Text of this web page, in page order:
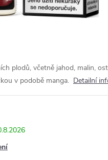
plodů, včetně jahod, malin,
v podobě manga. Detailní